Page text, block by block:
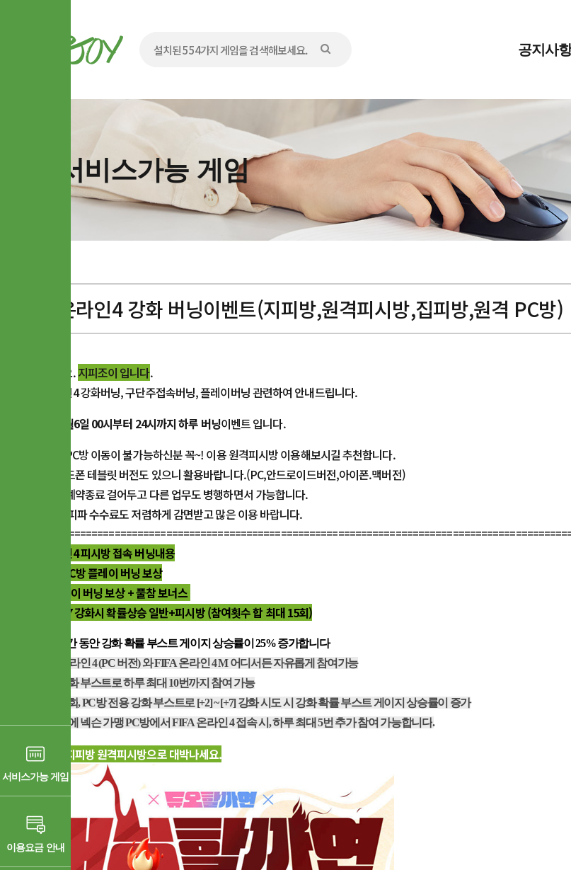
공지사
서비스가능 게임
피파온라인4 강화 버닝이벤트(지피방,원격피시방,집피방,원격 PC방)
안녕하세요.지피조이 입니다.
피파온라인4 강화버닝, 구단주접속버닝, 플레이버닝 관련하여 안내드립니다.
2023년 6월6일 00시부터 24시까지 하루 버닝이벤트 입니다.
연휴기간 PC방 이동이 불가능하신분 꼭~! 이용 원격피시방 이용해보시길 추천합니다.
모바일 핸드폰 테블릿 버전도 있으니 활용바랍니다.(PC,안드로이드버전,아이폰.맥버전)
홈피에서 예약종료 걸어두고 다른 업무도 병행하면서 가능합니다.
앞으로 쭉 피파 수수료도 저렴하게 감면받고 많은 이용 바랍니다.
피파온라인4 피시방 접속 버닝내용
- 145분 PC방 플레이 버닝 보상
- 8판 플레이 버닝 보상 + 풀참 보너스
- 강화 2~7 강화시 확률상승 일반+피시방 (참여횟수 합 최대 15회)
이벤트 기간 동안 강화 확률 부스트 게이지 상승률이 25%증가합니다
온라인4 (PC버전)와FIFA온라인4 M어디서든 자유롭게 참여가능
일반 강화 부스트로 하루 최대 10번까지 참여 가능
일반 강화, PC방 전용 강화 부스트로 [+2] ~ [+7]강화 시도 시 강화 확률 부스트 게이지 상승률이 증가
-각 기간에 넥슨 가맹PC방에서 FIFA온라인4접속 시,하루 최대5번 추가 참여 가능합니다.
연휴기간 지피방 원격피시방으로 대박나세요.
서비스가능 게임
이용요금 안내